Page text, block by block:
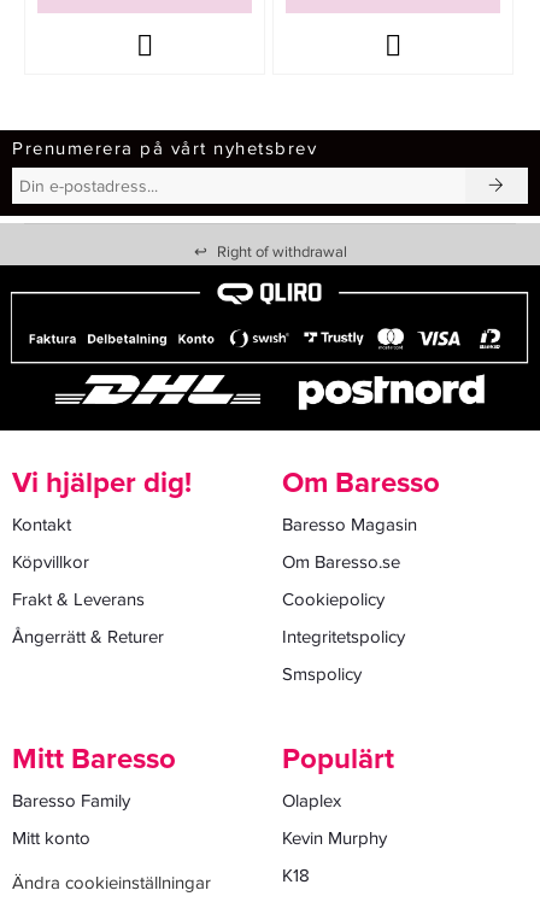
Prenumerera på vårt nyhetsbrev
↩ Right of withdrawal
Vi hjälper dig!
Kontakt
Köpvillkor
Frakt & Leverans
Ångerrätt & Returer
Om Baresso
Baresso Magasin
Om Baresso.se
Cookiepolicy
Integritetspolicy
Smspolicy
Mitt Baresso
Baresso Family
Mitt konto
Ändra cookieinställningar
Populärt
Olaplex
Kevin Murphy
K18